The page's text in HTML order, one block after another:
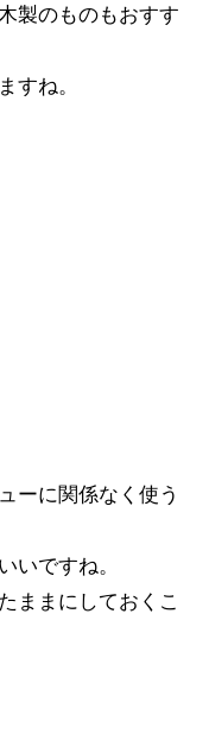
製のものもおすす
すね。
ーに関係なく使う
いですね。
ままにしておくこ